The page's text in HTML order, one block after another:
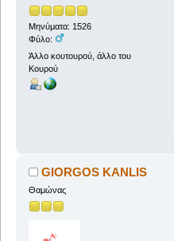
Μηνύματα: 1526
Φύλο:
Άλλο κουτουρού, άλλο του
Κουρού
GIORGOS KANLIS
Θαμώνας